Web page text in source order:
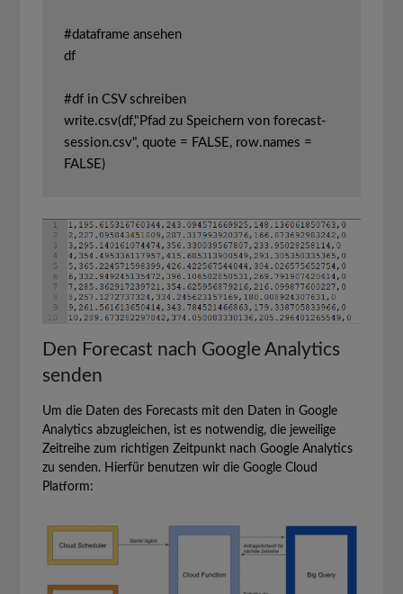
#dataframe ansehen
df
#df in CSV schreiben
write.csv(df,"Pfad zu Speichern von forecast-
session.csv", quote = FALSE, row.names =
FALSE)
Den Forecast nach Google Analytics
senden
Um die Daten des Forecasts mit den Daten in Google
Analytics abzugleichen, ist es notwendig, die jeweilige
Zeitreihe zum richtigen Zeitpunkt nach Google Analytics
zu senden. Hierfür benutzen wir die Google Cloud
Platform: